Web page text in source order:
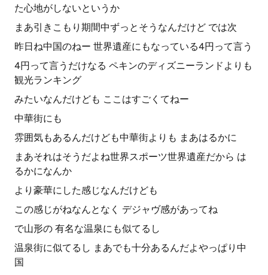
た心地がしないというか
まあ引きこもり期間中ずっとそうなんだけど では次
昨日ね中国のねー 世界遺産にもなっている4円って言う
4円って言うだけなる ペキンのディズニーランドよりも
観光ランキング
みたいなんだけども ここはすごくてねー
中華街にも
雰囲気もあるんだけども中華街よりも まあはるかに
まあそれはそうだよね世界スポーツ世界遺産だから は
るかになんか
より豪華にした感じなんだけども
この感じがねなんとなく デジャヴ感があってね
で山形の 有名な温泉にも似てるし
温泉街に似てるし まあでも十分あるんだよやっぱり中
国